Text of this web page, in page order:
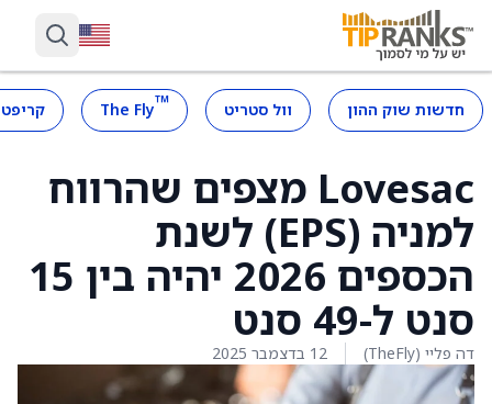
חדשות שוק ההון וול סטריט ™
The Fly
Lovesac מצפים שהרווח
למניה (EPS) לשנת
הכספים 2026 יהיה בין 15
סנט ל-49 סנט
דה פליי (TheFly) 12 בדצמבר 2025